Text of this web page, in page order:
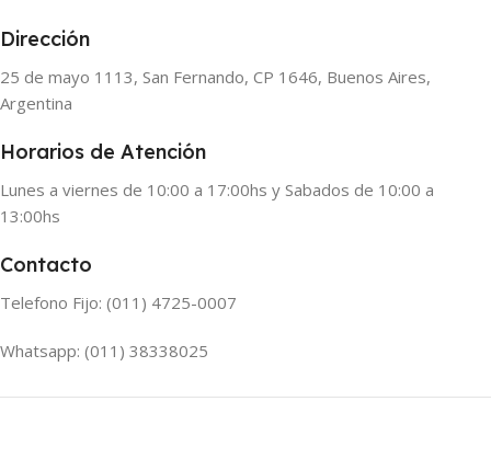
Dirección
25 de mayo 1113, San Fernando, CP 1646, Buenos Aires,
Argentina
Horarios de Atención
Lunes a viernes de 10:00 a 17:00hs y Sabados de 10:00 a
13:00hs
Contacto
Telefono Fijo: (011) 4725-0007
Whatsapp: (011) 38338025